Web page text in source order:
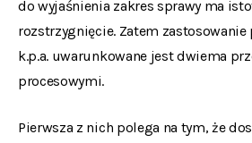
do wyjaśnienia zakres sprawy ma
rozstrzygnięcie. Zatem zastosowanie
k.p.a. uwarunkowane jest dwiema
procesowymi.
Pierwsza z nich polega na tym, że